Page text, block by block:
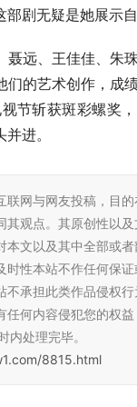
剧无疑是她展示自
聂远、王佳佳、朱
们的艺术创作，成
节斩获斑彩螺奖
进。
联网与网友投稿，目的
其观点。其原创性以
本文以及其中全部或
时性本站不作任何保
不承担此类作品侵权
任何内容侵犯您的权益
内处理完毕。
8815.html